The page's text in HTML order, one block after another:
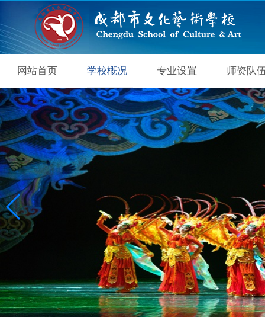
网站首页 学校概况 专业设置 师资队